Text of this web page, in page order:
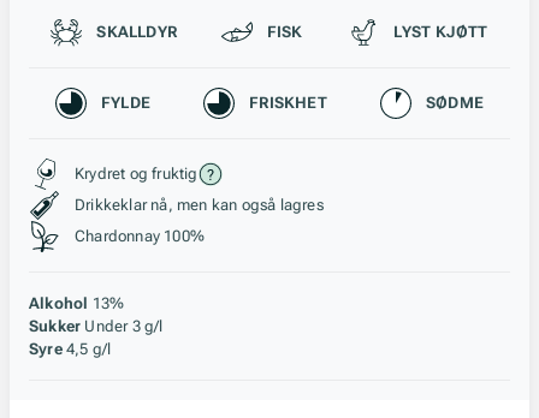
Passer til
SKALLDYR FISK LYST KJØTT
Karakteristikk
FYLDE FRISKHET SØDME
Stil, lagring og råstoff
Krydret og fruktig
Drikkeklar nå, men kan også lagres
Chardonnay 100%
Alkohol 13%
Sukker Under 3 g/l
Syre 4,5 g/l